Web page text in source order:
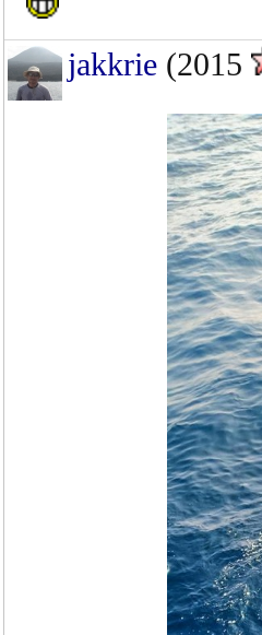
jakkrie (2015